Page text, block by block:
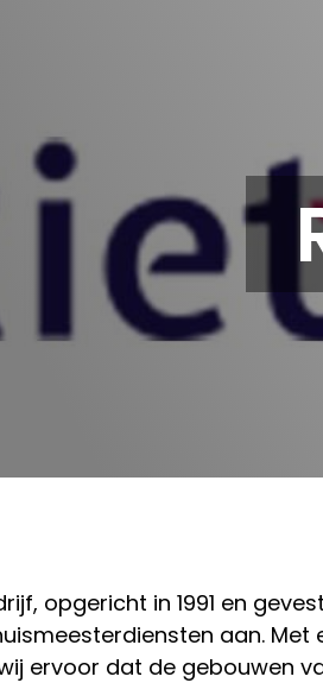
opgericht in 1991 en
aan.
ervoor dat de gebouwen